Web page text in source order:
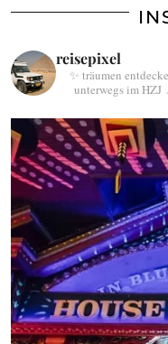
reisepixel
✨ träumen
unterwegs im HZJ